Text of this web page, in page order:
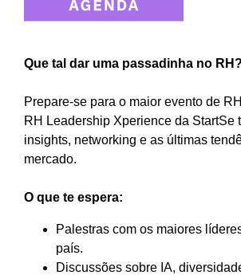
Que tal dar uma passadinha no
Prepare-se para o maior evento de
RH Leadership Xperience da StartSe
insights, networking e as últimas
mercado.
O que te espera:
Palestras com os maiores
país.
Discussões sobre IA,